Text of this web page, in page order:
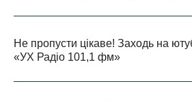
Не пропусти цікаве! Заходь на
«УХ Радіо 101,1 фм»